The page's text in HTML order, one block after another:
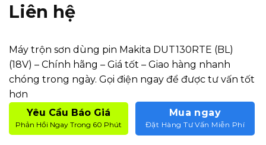
Liên hệ
Máy trộn sơn dùng pin Makita DUT130RTE (BL)
(18V) – Chính hãng – Giá tốt – Giao hàng nhanh
chóng trong ngày. Gọi điện ngay để được tư vấn tốt
hơn
Yêu Cầu Báo Giá
Phản Hồi Ngay Trong 60 Phút
Mua ngay
Đặt Hàng Tư Vấn Miễn Phí